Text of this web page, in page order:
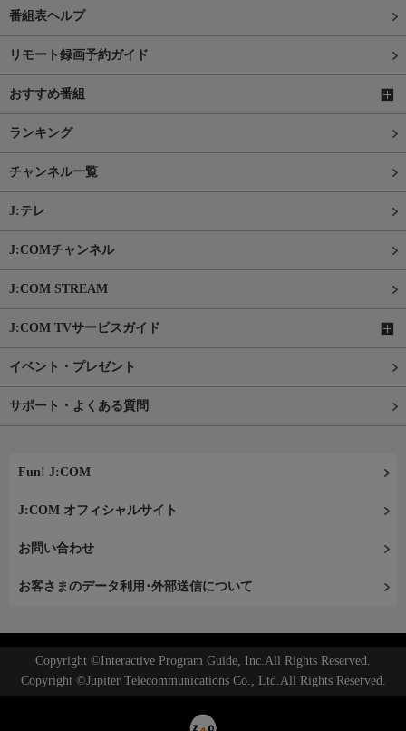
番組表ヘルプ
リモート録画予約ガイド
おすすめ番組
ランキング
チャンネル一覧
J:テレ
J:COMチャンネル
J:COM STREAM
J:COM TVサービスガイド
イベント・プレゼント
サポート・よくある質問
Fun! J:COM
J:COM オフィシャルサイト
お問い合わせ
お客さまのデータ利用･外部送信について
Copyright ©Interactive Program Guide, Inc.All Rights Reserved.
Copyright ©Jupiter Telecommunications Co., Ltd.All Rights Reserved.